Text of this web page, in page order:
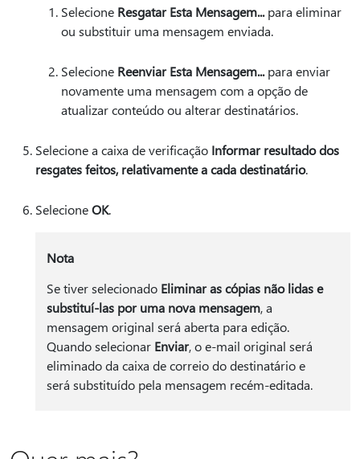
Selecione Resgatar Esta Mensagem...para eliminar
ou substituir uma mensagem enviada.
Selecione Reenviar Esta Mensagem...para enviar
novamente uma mensagem com a opção de
atualizar conteúdo ou alterar destinatários.
Selecione a caixa de verificação Informar resultado dos
resgates feitos, relativamente a cada destinatário.
SelecioneOK.
Nota
Se tiver selecionado Eliminar as cópias não lidas e
substituí-las por uma nova mensagem, a
mensagem original será aberta para edição.
Quando selecionar Enviar, o e-mail original será
eliminado da caixa de correio do destinatário e
será substituído pela mensagem recém-editada.